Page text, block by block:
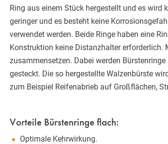
Ring aus einem Stück hergestellt und es wird
geringer und es besteht keine
verwendet werden. Beide Ringe haben eine
Konstruktion keine Distanzhalter erforderlich.
zusammensetzen. Dabei werden
gesteckt. Die so hergestellte Walzenbürste
zum Beispiel Reifenabrieb auf Großflächen,
Vorteile Bürstenringe flach:
Optimale Kehrwirkung.